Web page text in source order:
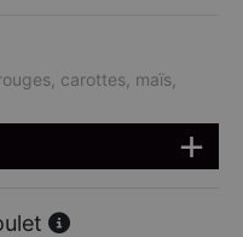
carottes, maïs,